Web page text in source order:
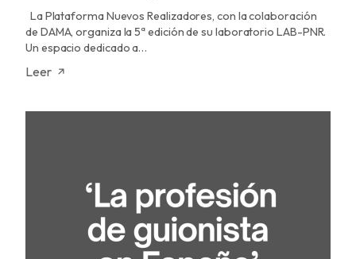
La Plataforma Nuevos Realizadores, con la colaboración
de DAMA, organiza la 5ª edición de su laboratorio LAB-PNR.
Un espacio dedicado a…
Leer